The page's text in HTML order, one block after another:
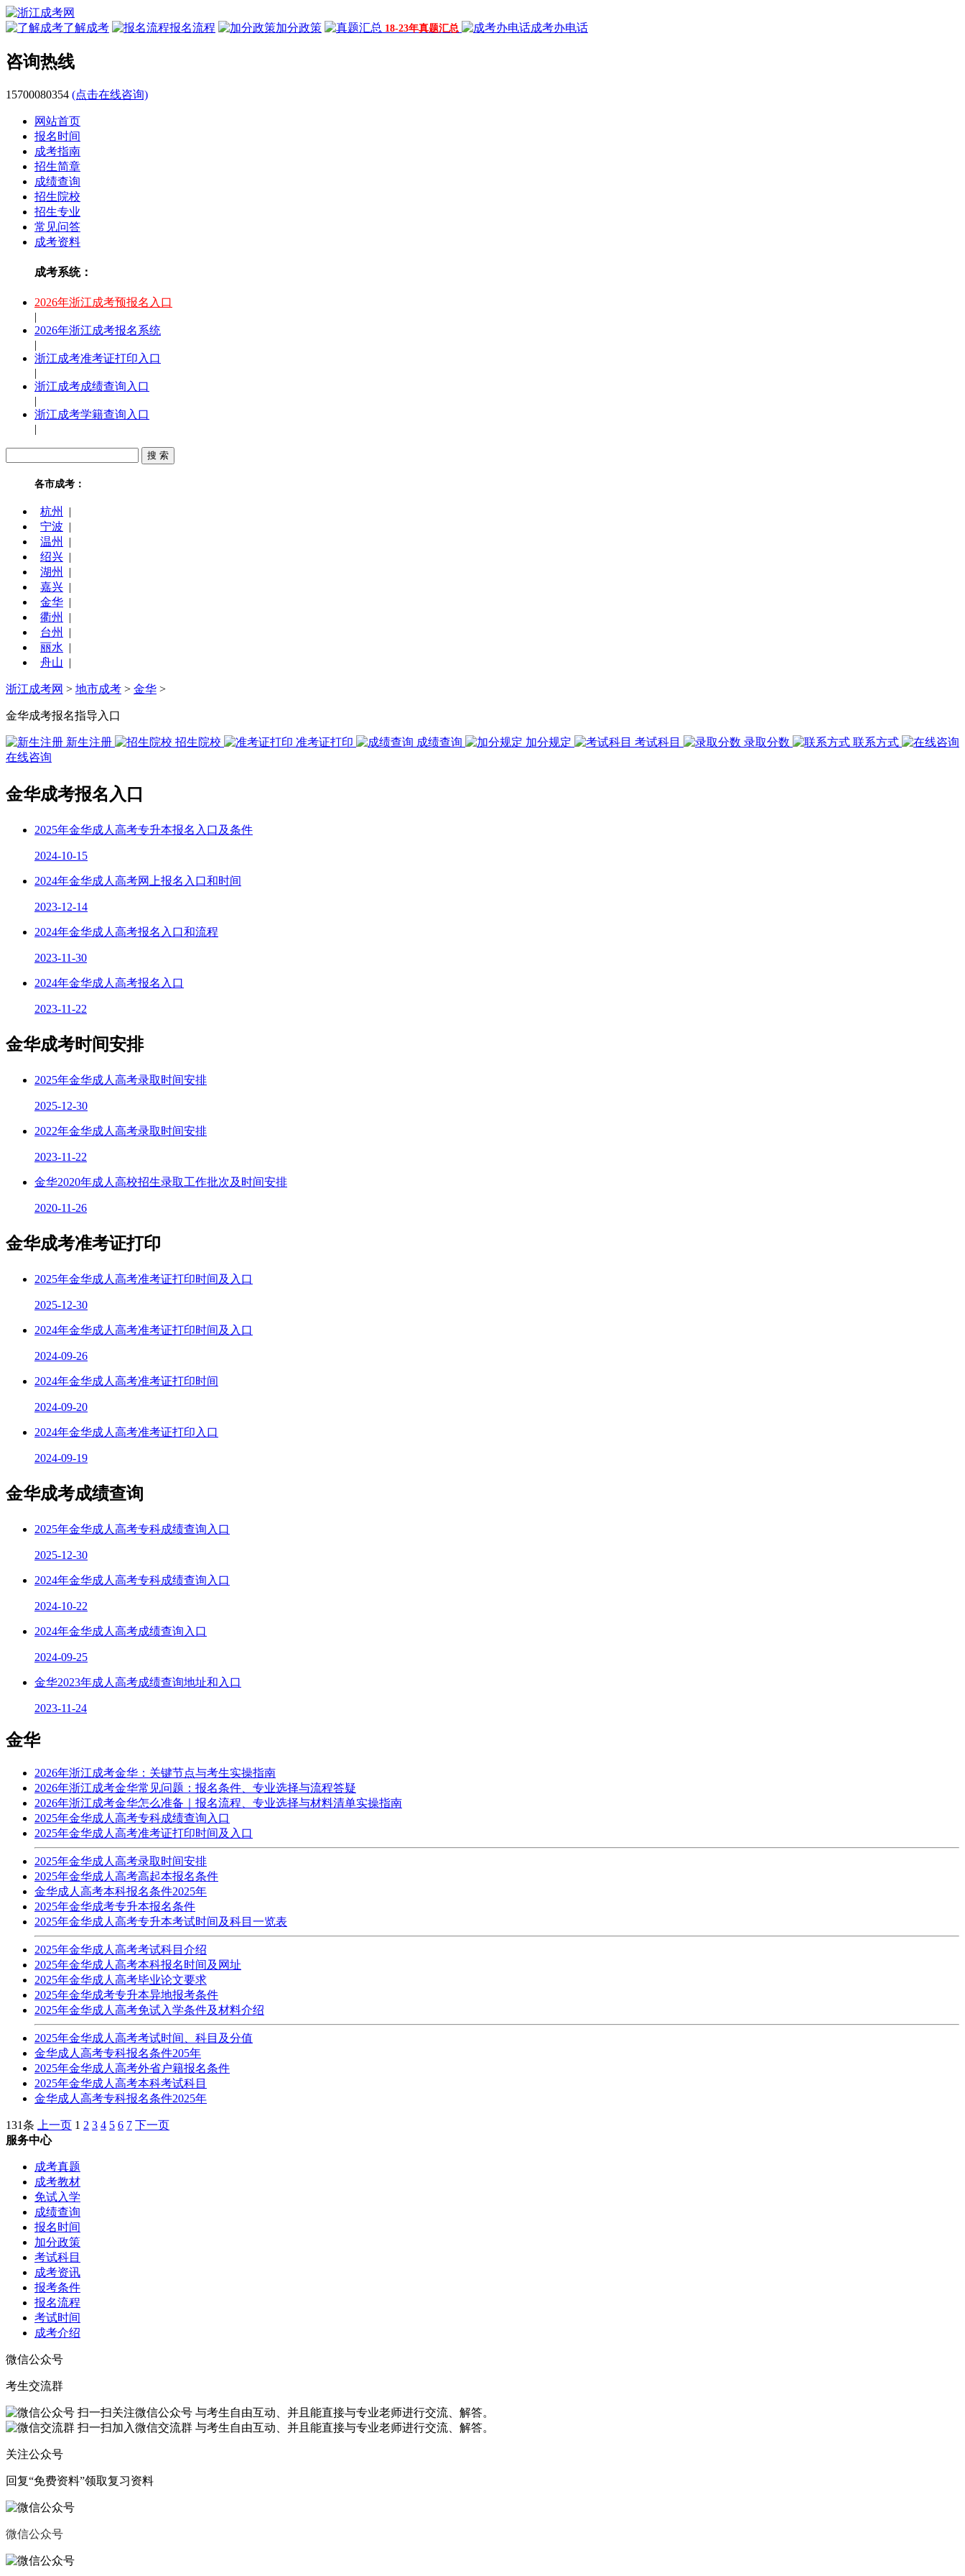
了解成考 报名流程 加分政策 18-23年真题汇总 成考办电话
咨询热线
15700080354 (点击在线咨询)
网站首页
报名时间
成考指南
招生简章
成绩查询
招生院校
招生专业
常见问答
成考资料
成考系统：
2026年浙江成考预报名入口
|
2026年浙江成考报名系统
|
浙江成考准考证打印入口
|
浙江成考成绩查询入口
|
浙江成考学籍查询入口
|
各市成考：
杭州
|
宁波 |
温州
|
绍兴 |
湖州
|
嘉兴 |
金华 |
衢州
|
台州
|
丽水 |
舟山 |
浙江成考网 > 地市成考 > 金华 >
金华成考报名指导入口
新生注册 招生院校 准考证打印 成绩查询 加分规定 考试科目 录取分数
联系方式
在线咨询
金华成考报名入口
2025年金华成人高考专升本报名入口及条件
2024-10-15
2024年金华成人高考网上报名入口和时间
2023-12-14
2024年金华成人高考报名入口和流程
2023-11-30
2024年金华成人高考报名入口
2023-11-22
金华成考时间安排
2025年金华成人高考录取时间安排
2025-12-30
2022年金华成人高考录取时间安排
2023-11-22
金华2020年成人高校招生录取工作批次及时间安排
2020-11-26
金华成考准考证打印
2025年金华成人高考准考证打印时间及入口
2025-12-30
2024年金华成人高考准考证打印时间及入口
2024-09-26
2024年金华成人高考准考证打印时间
2024-09-20
2024年金华成人高考准考证打印入口
2024-09-19
金华成考成绩查询
2025年金华成人高考专科成绩查询入口
2025-12-30
2024年金华成人高考专科成绩查询入口
2024-10-22
2024年金华成人高考成绩查询入口
2024-09-25
金华2023年成人高考成绩查询地址和入口
2023-11-24
金华
2026年浙江成考金华：关键节点与考生实操指南
2026年浙江成考金华常见问题：报名条件、专业选择与流程答疑
2026年浙江成考金华怎么准备｜报名流程、专业选择与材料清单实操指南
2025年金华成人高考专科成绩查询入口
2025年金华成人高考准考证打印时间及入口
2025年金华成人高考录取时间安排
2025年金华成人高考高起本报名条件
金华成人高考本科报名条件2025年
2025年金华成考专升本报名条件
2025年金华成人高考专升本考试时间及科目一览表
2025年金华成人高考考试科目介绍
2025年金华成人高考本科报名时间及网址
2025年金华成人高考毕业论文要求
2025年金华成考专升本异地报考条件
2025年金华成人高考免试入学条件及材料介绍
2025年金华成人高考考试时间、科目及分值
金华成人高考专科报名条件205年
2025年金华成人高考外省户籍报名条件
2025年金华成人高考本科考试科目
金华成人高考专科报名条件2025年
131条 上一页 1 2 3 4 5 6 7 下一页
服务中心
成考真题
成考教材
免试入学
成绩查询
报名时间
加分政策
考试科目
成考资讯
报考条件
报名流程
考试时间
成考介绍
微信公众号
考生交流群
扫一扫关注微信公众号 与考生自由互动、并且能直接与专业老师进行交流、解答。
扫一扫加入微信交流群 与考生自由互动、并且能直接与专业老师进行交流、解答。
关注公众号
回复“免费资料”领取复习资料
微信公众号